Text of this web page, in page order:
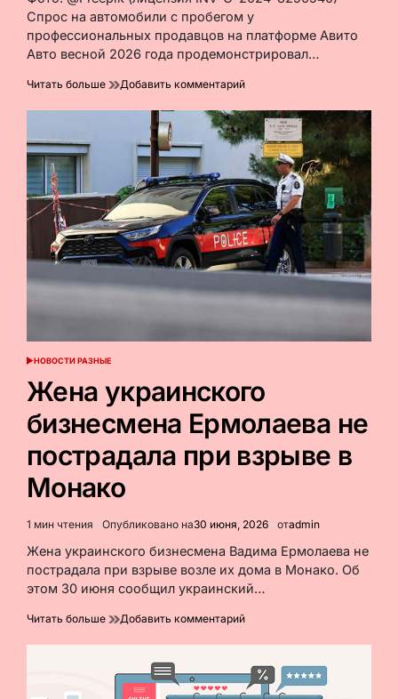
чтения
Спрос на автомобили с пробегом у
профессиональных продавцов на платформе Авито
Авто весной 2026 года продемонстрировал…
Читать больше Добавить комментарийк
тренды
рынка
автомобилей
с
пробегом
ОПУБЛИКОВАНО
НОВОСТИ РАЗНЫЕ
Жена украинского
бизнесмена Ермолаева не
пострадала при взрыве в
Монако
Расчётное
время
1 мин чтения Опубликовано на30 июня, 2026 отadmin
Жена украинского бизнесмена Вадима Ермолаева не
пострадала при взрыве возле их дома в Монако. Об
этом 30 июня сообщил украинский…
Читать больше Добавить комментарийк
бизнесмена
Ермолаева